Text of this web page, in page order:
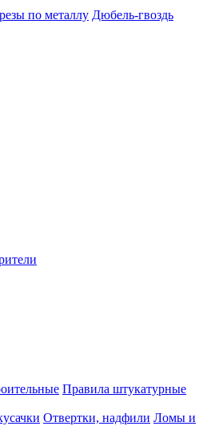
по металлу Дюбель-гвоздь
Правила штукатурные
Отвертки, надфили Ломы и